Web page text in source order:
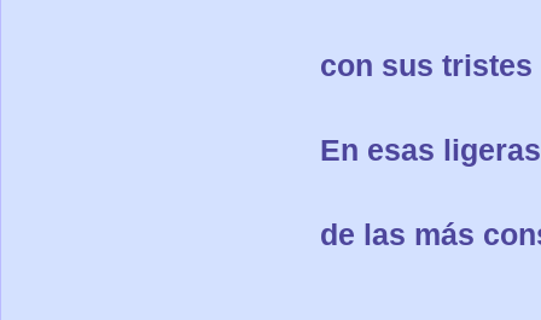
con sus tristes
En esas
de las más